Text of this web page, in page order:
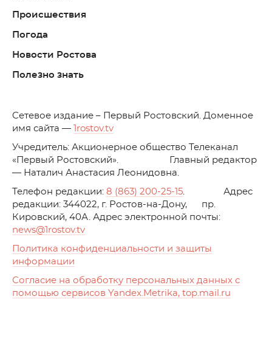
Происшествия
Погода
Новости Ростова
Полезно знать
Cетевое издание – Первый Ростовский. Доменное
имя сайта —
1rostov.tv
Учредитель: Акционерное общество Телеканал
«Первый Ростовский». Главный редактор
— Наталич Анастасия Леонидовна.
Телефон редакции: 8 (863) 200-25-15. Адрес
редакции: 344022, г. Ростов-на-Дону, пр.
Кировский, 40А. Адрес электронной почты:
news@1rostov.tv
Политика конфиденциальности и защиты
информации
Согласие на обработку персональных данных с
помощью сервисов Yandex.Metrika, top.mail.ru